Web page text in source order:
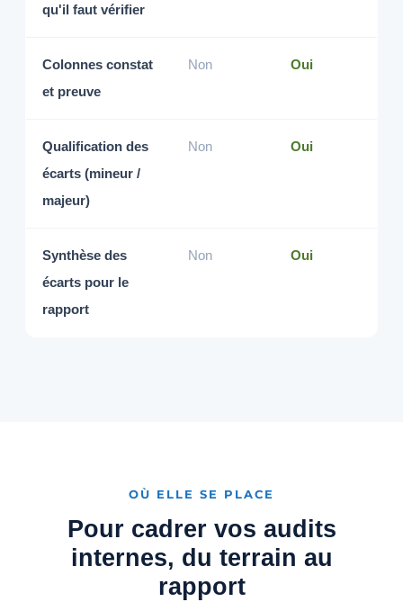
qu'il faut vérifier
Colonnes constat
et preuve
Non Oui
Qualification des
écarts (mineur /
majeur)
Non Oui
Synthèse des
écarts pour le
rapport
Non Oui
OÙ ELLE SE PLACE
Pour cadrer vos audits
internes, du terrain au
rapport